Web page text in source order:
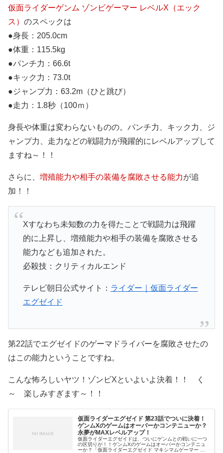
仮面ライダーゲンム ゾンビゲーマー レベルX（エック
ス） のスペックは
●身長：205.0cm
●体重：115.5kg
●パンチ力：66.6t
●キック力：73.0t
●ジャンプ力：63.2m（ひと跳び）
●走力：1.8秒（100ｍ）
身長や体重は変わらないものの。パンチ力、キック力、ジ
ャンプ力、走力などの戦闘力が飛躍的にレベルアップして
ますね～！！
さらに、 増殖能力や相手の装備を腐敗させる能力が追
加！！
Xすなわち未知数の力を得たことで戦闘力は飛躍
的に上昇し、増殖能力や相手の装備を腐敗させる
能力なども追加された。
必殺技：クリティカルエンド
テレビ朝日公式サイト： ライダー｜仮面ライダー
エグゼイド
第22話でエグゼイドのゲーマドライバーを腐敗させたの
はこの能力ということですね。
こんな怖ろしいヤツ！ゾンビXといよいよ決着！！ く
～ 楽しみすぎます～！！
仮面ライダーエグゼイド 第23話でついに決着！
ゲンムXのゲームはオーバーかコンテニューか？
永夢がMAXレベルアップ！
仮面ライダーエグゼイドは、ついにゲンムとの戦いに一つ
の区切りが！！ゲンムXのゲームはオーバーかコンテニュ
ーか？「仮面ライダーエグゼイド マキシマムゲーマー レ